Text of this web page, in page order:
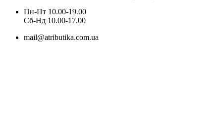
Пн-Пт 10.00-19.00
Cб-Нд 10.00-17.00
mail@atributika.com.ua